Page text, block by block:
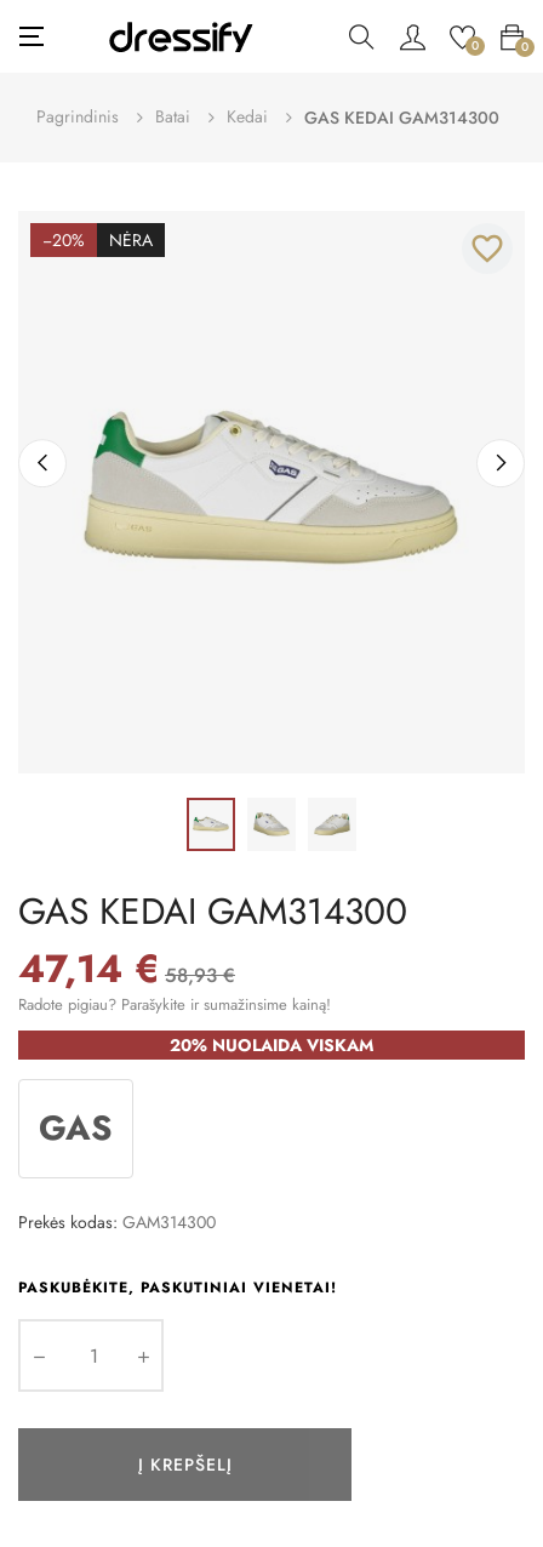
Toggle
navigation
☰ 0 0
Pagrindinis Batai Kedai GAS KEDAI GAM314300
−20% NĖRA favorite_border
GAS KEDAI GAM314300
47,14 € 58,93 €
Radote pigiau? Parašykite ir sumažinsime kainą!
20% NUOLAIDA VISKAM
GAS
Prekės kodas: GAM314300
PASKUBĖKITE, PASKUTINIAI VIENETAI!
Į KREPŠELĮ